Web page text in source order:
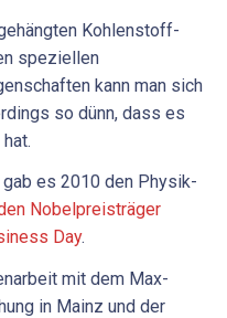
Kohlenstoff-
speziellen
kann man sich
so dünn, dass es
gab es 2010 den Physik-
Nobelpreisträger
Day.
mit dem Max-
in Mainz und der